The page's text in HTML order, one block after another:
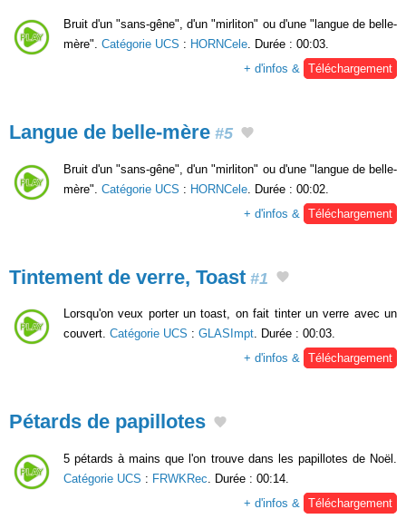
Bruit d'un "sans-gêne", d'un "mirliton" ou d'une "langue de belle-
mère". Catégorie UCS : HORNCele. Durée : 00:03.
+ d'infos & Téléchargement
Langue de belle-mère #5
Bruit d'un "sans-gêne", d'un "mirliton" ou d'une "langue de belle-
mère". Catégorie UCS : HORNCele . Durée : 00:02.
+ d'infos &
Téléchargement
Tintement de verre, Toast #1
Lorsqu'on veux porter un toast, on fait tinter un verre avec un
couvert. Catégorie UCS : GLASImpt. Durée : 00:03.
+ d'infos & Téléchargement
Pétards de papillotes
5 pétards à mains que l'on trouve dans les papillotes de Noël.
Catégorie UCS : FRWKRec . Durée : 00:14.
+ d'infos &
Téléchargement